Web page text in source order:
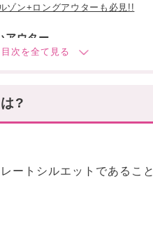
ゾン+ロングアウターも必見!!
アウター
ーディガン
?
ートシルエットであること